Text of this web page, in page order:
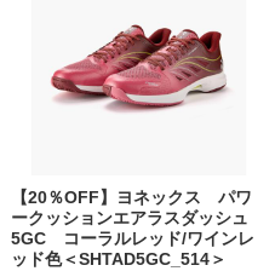
【20％OFF】ヨネックス パワ
ークッションエアラスダッシュ
5GC コーラルレッド/ワインレ
ッド色＜SHTAD5GC_514＞